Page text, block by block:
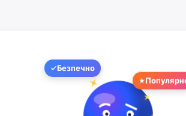
Безпечно
Ласкаво просимо!
Увійдіть або створіть акаунт